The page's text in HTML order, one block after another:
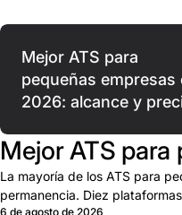
Mejor ATS para
pequeñas empresas
2026: alcance y
Mejor ATS
La mayoría de los ATS para
permanencia. Diez
6 de agosto de 2026